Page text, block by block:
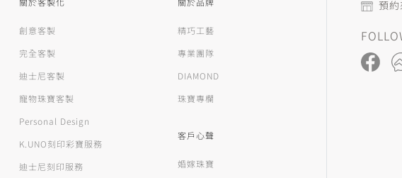
創意客製
完全客製
迪士尼客製
寵物珠寶客製
Personal Design
K.UNO刻印彩寶服務
迪士尼刻印服務
精巧工藝
專業團隊
DIAMOND
珠寶專欄
客戶心聲
婚嫁珠寶
預約